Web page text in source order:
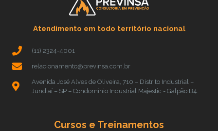
Atendimento em todo território nacional
(11) 2324-4001
relacionamento@previnsa.com.br
Avenida José Alves de Oliveira, 710 – Distrito Industrial –
Jundiaí – SP – Condomínio Industrial Majestic - Galpão B4.
Cursos e Treinamentos